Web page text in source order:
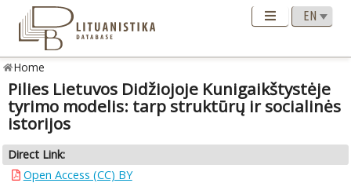
Home
Pilies Lietuvos Didžiojoje Kunigaikštystėje
tyrimo modelis: tarp struktūrų ir socialinės
istorijos
Direct Link:
Open Access (CC) BY